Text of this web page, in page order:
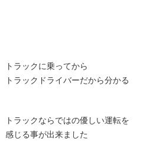
トラックに乗ってから
トラックドライバーだから分かる
トラックならではの優しい運転を
感じる事が出来ました